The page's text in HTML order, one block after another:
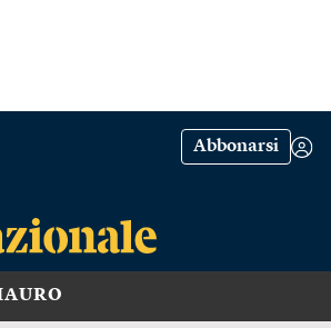
Abbonarsi